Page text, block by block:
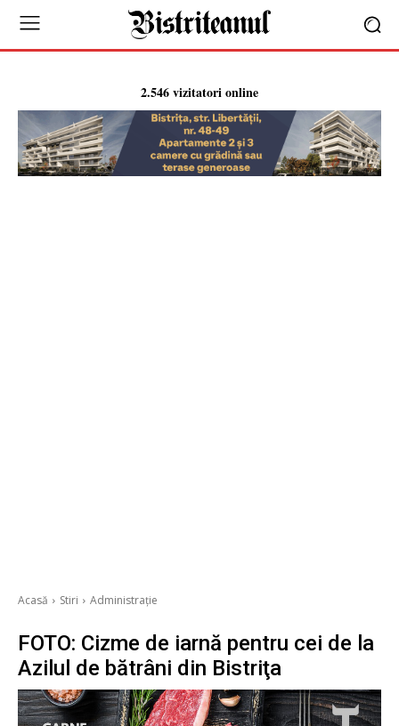
2.546 vizitatori online
Acasă Stiri Administrație
FOTO: Cizme de iarnă pentru cei de la
Azilul de bătrâni din Bistriţa